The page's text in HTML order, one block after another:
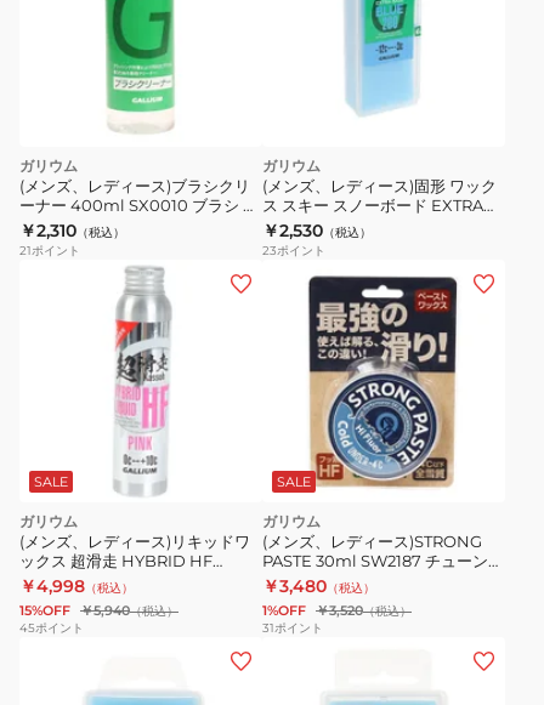
ガリウム
(メンズ、レディース)ブラシクリ
ーナー 400ml SX0010 ブラシ 洗
浄 チューンナップ メンテナンス
スキー スノーボード
￥2,310 （税込）
21ポイント
ガリウム
(メンズ、レディース)固形 ワック
ス スキー スノーボード EXTRA
BASE BLUE 200 21SW2078
￥2,530 （税込）
23ポイント
SALE
ガリウム
(メンズ、レディース)リキッドワ
ックス 超滑走 HYBRID HF
LIQUID PINK SW2257 60ml
￥4,998 （税込）
15%OFF ￥5,940（税込）
45ポイント
SALE
ガリウム
(メンズ、レディース)STRONG
PASTE 30ml SW2187 チューンナ
ップ メンテナンス ペースト ワッ
クス WAX スキー スノーボード
￥3,480 （税込）
1%OFF ￥3,520（税込）
31ポイント